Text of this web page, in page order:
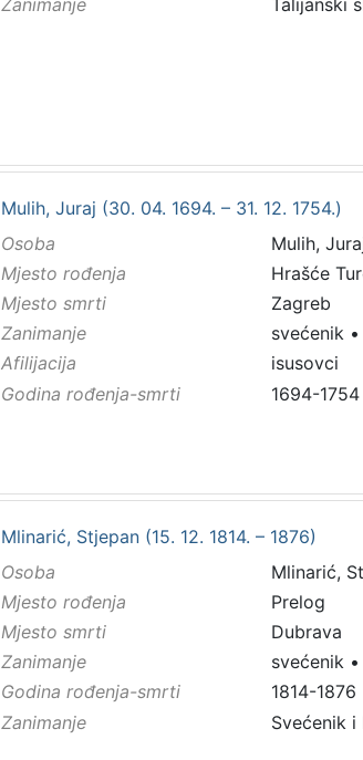
Zanimanje
Talijanski
Mulih, Juraj (30. 04. 1694. – 31. 12. 1754.)
Osoba
Mulih,
Mjesto rođenja
Hrašće
Mjesto smrti
Zagreb
Zanimanje
svećenik •
Afilijacija
isusovci
Godina rođenja-smrti
1694-1754
Mlinarić, Stjepan (15. 12. 1814. – 1876)
Osoba
Mlinarić,
Mjesto rođenja
Prelog
Mjesto smrti
Dubrava
Zanimanje
svećenik •
Godina rođenja-smrti
1814-1876
Zanimanje
Svećenik i